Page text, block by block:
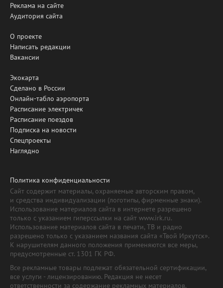
Реклама на сайте
Аудитория сайта
О проекте
Написать редакции
Вакансии
Экокарта
Сделано в России
Онлайн-табло аэропорта
Расписание электричек
Расписание поездов
Подписка на новости
Спецпроекты
Наглядно
Политика конфиденциальности
Сайт содержит материалы, охраняемые авторским правом,
и средства индивидуализации (логотипы, фирменные знаки).
Использование материалов сайта в интернете разрешено
только с указанием гиперссылки на сайт www.irk.ru.
Использование материалов сайта в печати, ТВ и радио
разрешено только с указанием названия сайта «Твой Иркутск».
К нарушителям данного положения применяются все меры,
предусмотренные ст. 1301 ГК РФ.
Все рекламные товары подлежат обязательной сертификации,
все услуги - лицензированию. Редакция не несет
ответственности за содержание рекламных материалов.